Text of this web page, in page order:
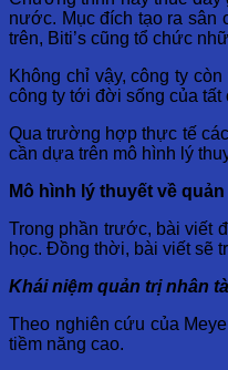
nước. Mục đích tạo ra sân
trên, Biti’s cũng tổ chức
Không chỉ vậy, công ty
công ty tới đời sống của tất
Qua trường hợp thực tế
cần dựa trên mô hình lý
Mô hình lý thuyết về
Trong phần trước, bài viết
học. Đồng thời, bài viết sẽ
Khái niệm quản trị nhân
Theo nghiên cứu của
tiềm năng cao.